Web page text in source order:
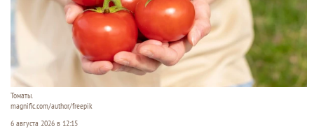
Томаты.
magnific.com/author/freepik
6 августа 2026 в 12:15